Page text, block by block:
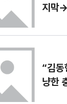
지막
“김동
냥한